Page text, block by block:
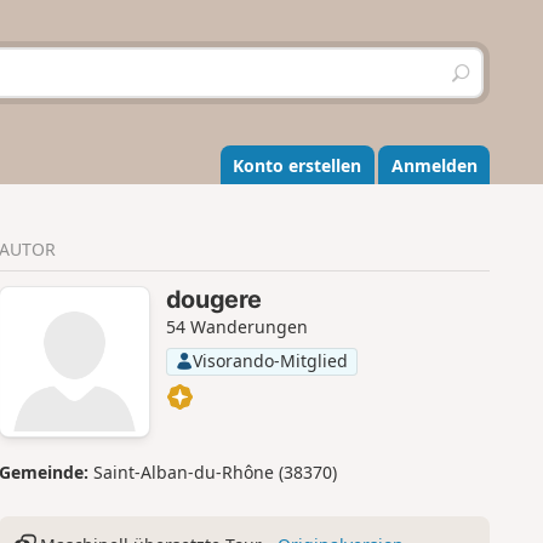
S
u
h
e
n
Konto erstellen Anmelden
AUTOR
dougere
54 Wanderungen
Visorando-Mitglied
Gemeinde: Saint-Alban-du-Rhône (38370)